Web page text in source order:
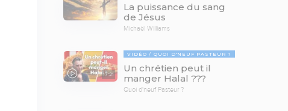
La puissance du sang
de Jésus
Michaël Williams
17:21
VIDÉO QUOI D'NEUF PASTEUR ?
Un chrétien peut il
manger Halal ???
Quoi d'neuf Pasteur ?